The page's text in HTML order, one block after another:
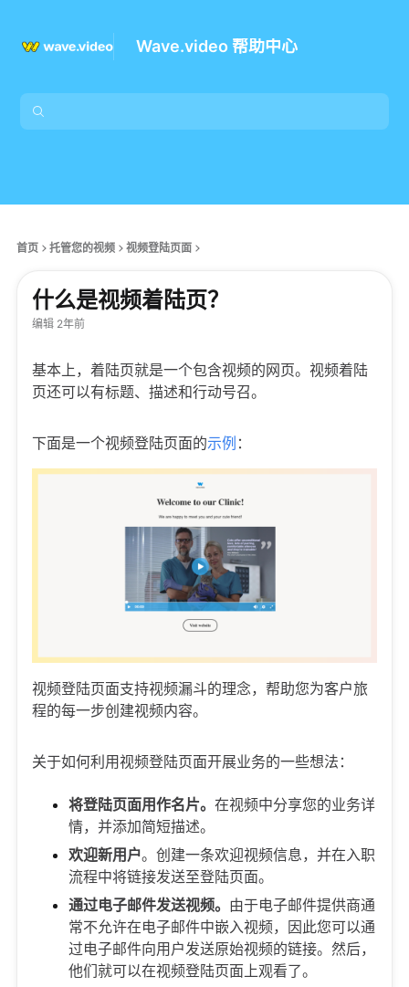
Wave.video 帮助中心
首页 托管您的视频 视频登陆页面
什么是视频着陆页？
编辑 2年前
基本上，着陆页就是一个包含视频的网页。视频着陆
页还可以有标题、描述和行动号召。
下面是一个视频登陆页面的示例 ：
视频登陆页面支持视频漏斗的理念，帮助您为客户旅
程的每一步创建视频内容。
关于如何利用视频登陆页面开展业务的一些想法：
将登陆页面用作名片。 在视频中分享您的业务详
情，并添加简短描述。
欢迎新用户。创建一条欢迎视频信息，并在入职
流程中将链接发送至登陆页面。
通过电子邮件发送视频。 由于电子邮件提供商通
常不允许在电子邮件中嵌入视频，因此您可以通
过电子邮件向用户发送原始视频的链接。然后，
他们就可以在视频登陆页面上观看了。